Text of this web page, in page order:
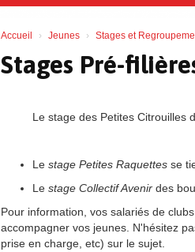
Accueil Jeunes Stages et
Stages Pré-
Le stage des Petites Citrouilles
Le stage Petites Raquettes se
Le stage Collectif Avenir des
Pour information, vos salariés de
accompagner vos jeunes. N'hésitez
prise en charge, etc) sur le sujet.